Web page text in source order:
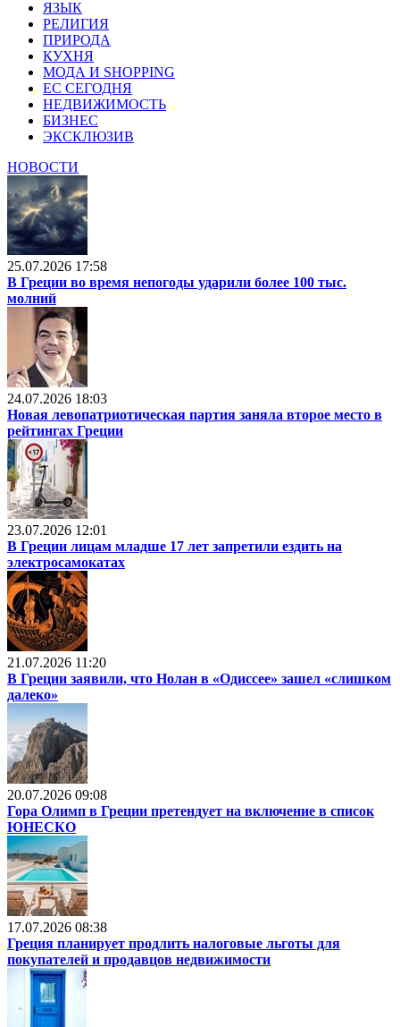
ЯЗЫК
РЕЛИГИЯ
ПРИРОДА
КУХНЯ
МОДА И SHOPPING
ЕС СЕГОДНЯ
НЕДВИЖИМОСТЬ
БИЗНЕС
ЭКСКЛЮЗИВ
НОВОСТИ
25.07.2026 17:58
В Греции во время непогоды ударили более 100 тыс.
молний
24.07.2026 18:03
Новая левопатриотическая партия заняла второе место в
рейтингах Греции
23.07.2026 12:01
В Греции лицам младше 17 лет запретили ездить на
электросамокатах
21.07.2026 11:20
В Греции заявили, что Нолан в «Одиссее» зашел «слишком
далеко»
20.07.2026 09:08
Гора Олимп в Греции претендует на включение в список
ЮНЕСКО
17.07.2026 08:38
Греция планирует продлить налоговые льготы для
покупателей и продавцов недвижимости